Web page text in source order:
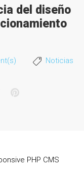
del diseño
Noticias
P